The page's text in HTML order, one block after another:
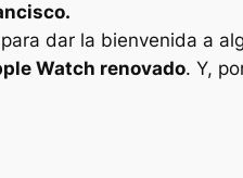
dar la bienvenida a
Watch renovado. Y,